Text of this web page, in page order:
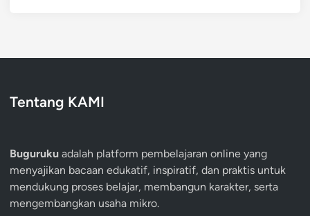
Tentang KAMI
Buguruku adalah platform pembelajaran online yang
menyajikan bacaan edukatif, inspiratif, dan praktis untuk
mendukung proses belajar, membangun karakter, serta
mengembangkan usaha mikro.